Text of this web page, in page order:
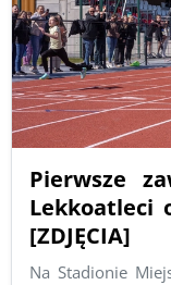
Pierwsze
Lekkoatleci
[ZDJĘCIA]
Na Stadionie